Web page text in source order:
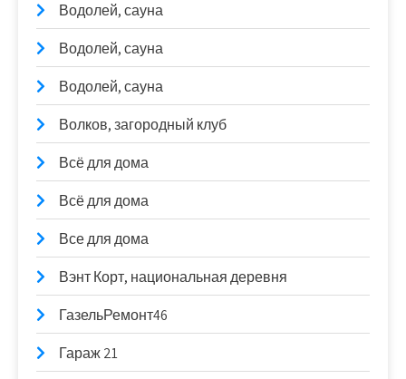
Водолей, сауна
Водолей, сауна
Водолей, сауна
Волков, загородный клуб
Всё для дома
Всё для дома
Все для дома
Вэнт Корт, национальная деревня
ГазельРемонт46
Гараж 21